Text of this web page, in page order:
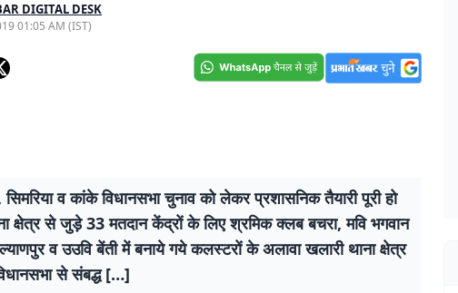
DIGITAL DESK
01:05 AM (IST)
सिमरिया व कांके विधानसभा चुनाव को लेकर प्रशासनिक तैयारी पूरी हो
क्षेत्र से जुड़े 33 मतदान केंद्रों के लिए श्रमिक क्लब बचरा, मवि भगवान
व उउवि बेंती में बनाये गये कलस्टरों के अलावा खलारी थाना क्षेत्र
से संबद्ध […]